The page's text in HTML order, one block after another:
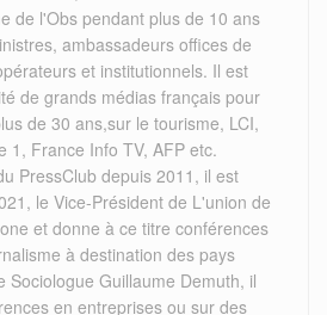
de l'Obs pendant plus de 10 ans
ambassadeurs offices de
et institutionnels. Il est
de grands médias français pour
de 30 ans,sur le tourisme, LCI,
1, France Info TV, AFP etc.
PressClub depuis 2011, il est
le Vice-Président de L'union de
et donne à ce titre conférences
à destination des pays
Sociologue Guillaume Demuth, il
en entreprises ou sur des